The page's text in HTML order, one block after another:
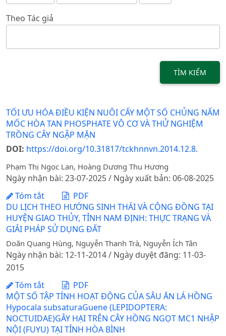
Theo Tác giả
TÌM KIẾM
TỐI ƯU HÓA ĐIỀU KIỆN NUÔI CẤY MỘT SỐ CHỦNG NẤM
MỐC HÒA TAN PHOSPHATE VÔ CƠ VÀ THỬ NGHIỆM
TRỒNG CÂY NGẬP MẶN
DOI: https://doi.org/10.31817/tckhnnvn.2014.12.8.
Phạm Thị Ngọc Lan, Hoàng Dương Thu Hương
Ngày nhận bài: 23-07-2025 / Ngày xuất bản: 06-08-2025
Tóm tắt
PDF
DU LỊCH THEO HƯỚNG SINH THÁI VÀ CỘNG ĐỒNG TẠI
HUYỆN GIAO THỦY, TỈNH NAM ĐỊNH: THỰC TRẠNG VÀ
GIẢI PHÁP SỬ DỤNG ĐẤT
Doãn Quang Hùng, Nguyễn Thanh Trà, Nguyễn Ích Tân
Ngày nhận bài: 12-11-2014 / Ngày duyệt đăng: 11-03-
2015
Tóm tắt
PDF
MỘT SỐ TẬP TÍNH HOẠT ĐỘNG CỦA SÂU ĂN LÁ HỒNG
Hypocala subsaturaGuene (LEPIDOPTERA:
NOCTUIDAE)GÂY HẠI TRÊN CÂY HỒNG NGỌT MC1 NHẬP
NỘI (FUYU) TẠI TỈNH HÒA BÌNH